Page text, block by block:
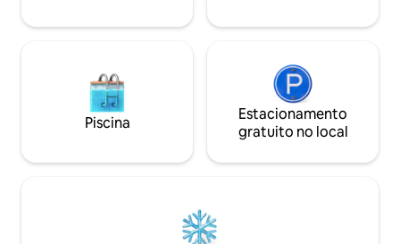
Piscina
Estacionamento
gratuito no local